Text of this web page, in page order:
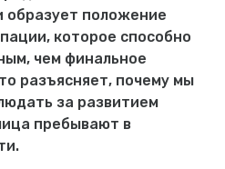
образует положение
которое способно
чем финальное
разъясняет, почему мы
за развитием
пребывают в